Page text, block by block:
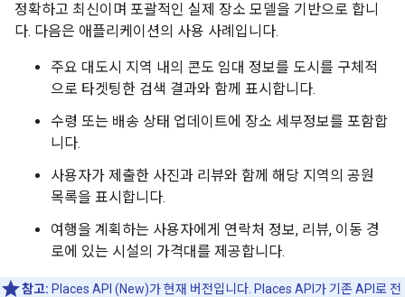
정확하고 최신이며 포괄적인 실제 장소 모델을 기반으로 합니
다. 다음은 애플리케이션의 사용 사례입니다.
주요 대도시 지역 내의 콘도 임대 정보를 도시를 구체적
으로 타겟팅한 검색 결과와 함께 표시합니다.
수령 또는 배송 상태 업데이트에 장소 세부정보를 포함합
니다.
사용자가 제출한 사진과 리뷰와 함께 해당 지역의 공원
목록을 표시합니다.
여행을 계획하는 사용자에게 연락처 정보, 리뷰, 이동 경
로에 있는 시설의 가격대를 제공합니다.
참고: Places API (New)가 현재 버전입니다. Places API가 기존 API로 전